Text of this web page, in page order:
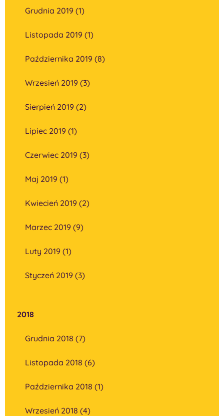
Grudnia 2019 (1)
Listopada 2019 (1)
Października 2019 (8)
Wrzesień 2019 (3)
Sierpień 2019 (2)
Lipiec 2019 (1)
Czerwiec 2019 (3)
Maj 2019 (1)
Kwiecień 2019 (2)
Marzec 2019 (9)
Luty 2019 (1)
Styczeń 2019 (3)
2018
Grudnia 2018 (7)
Listopada 2018 (6)
Października 2018 (1)
Wrzesień 2018 (4)